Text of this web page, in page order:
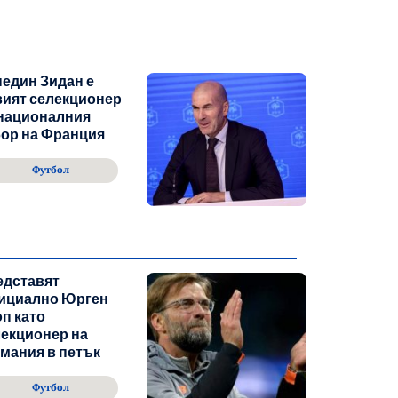
Зидан е
селекционер
на Франция
Футбол
Юрген
като
на
в петък
Футбол